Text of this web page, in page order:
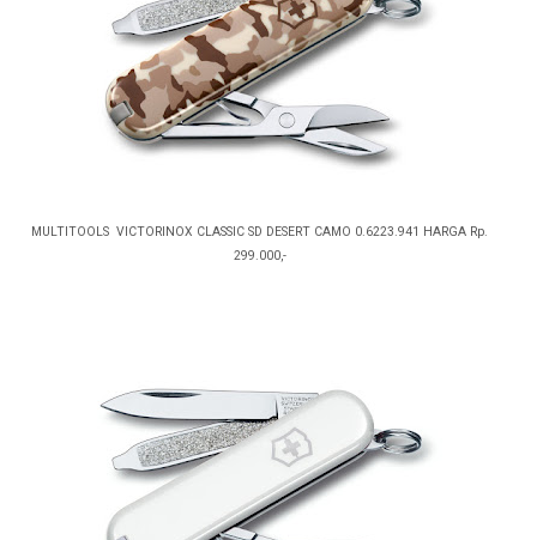
MULTITOOLS VICTORINOX CLASSIC SD DESERT CAMO 0.6223.941 HARGA Rp.
299.000,-